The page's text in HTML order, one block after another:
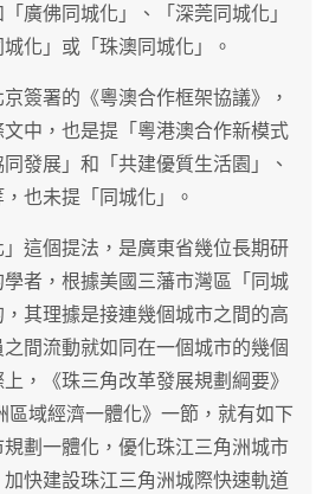
廣佛同城化」、「深莞同城化」
化」或「珠澳同城化」。
簽署的《粵澳合作框架協議》，
中，也是提「粵港澳合作新模式
發展」和「共建優質生活園」、
，也未提「同城化」。
這個提法，是廣東省幾位長期研
者，根據美國三藩市灣區「同城
其理據是接連幾個城市之間的高
間流動就如同在一個城市的幾個
，《珠三角改革發展規劃綱要》
區域經濟一體化》一節，就有如下
劃一體化，優化珠江三角洲城市
快建設珠江三角洲城際快速軌道